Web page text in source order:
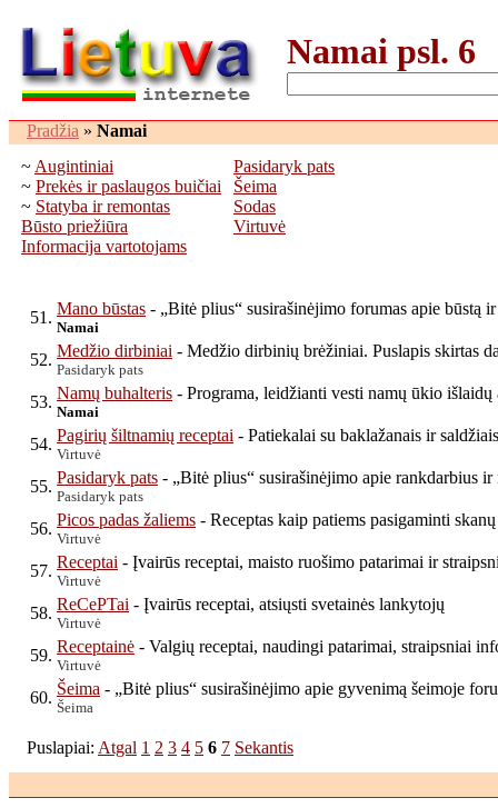
Namai psl. 6
Pradžia » Namai
~ Augintiniai
~ Prekės ir paslaugos buičiai
~ Statyba ir remontas
Būsto priežiūra
Informacija vartotojams
Pasidaryk pats
Šeima
Sodas
Virtuvė
51. Mano būstas - „Bitė plius“ susirašinėjimo forumas apie būstą
Namai
52. Medžio dirbiniai - Medžio dirbinių brėžiniai. Puslapis skirtas
Pasidaryk pats
53. Namų buhalteris - Programa, leidžianti vesti namų ūkio išlaidų
Namai
54. Pagirių šiltnamių receptai - Patiekalai su baklažanais ir
Virtuvė
55. Pasidaryk pats - „Bitė plius“ susirašinėjimo apie rankdarbius
Pasidaryk pats
56. Picos padas žaliems - Receptas kaip patiems pasigaminti
Virtuvė
57. Receptai - Įvairūs receptai, maisto ruošimo patarimai ir
Virtuvė
58. ReCePTai - Įvairūs receptai, atsiųsti svetainės lankytojų
Virtuvė
59. Receptainė - Valgių receptai, naudingi patarimai, straipsniai
Virtuvė
60. Šeima - „Bitė plius“ susirašinėjimo apie gyvenimą šeimoje
Šeima
Puslapiai: Atgal 1 2 3 4 5 6 7 Sekantis